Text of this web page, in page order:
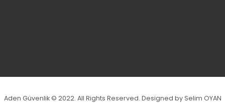
Aden Güvenlik © 2022. All Rights Reserved. Designed by Selim OYAN